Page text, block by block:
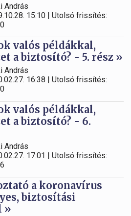
András
15:10 | Utolsó frissítés:
valós példákkal,
a biztosító? - 5. rész »
András
16:38 | Utolsó frissítés:
valós példákkal,
a biztosító? - 6.
András
17:01 | Utolsó frissítés:
a koronavírus
biztosítási
»